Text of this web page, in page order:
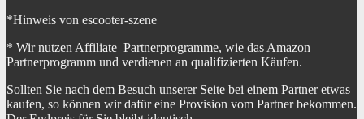
*Hinweis von escooter-szene
* Wir nutzen Affiliate Partnerprogramme, wie das Amazon
Partnerprogramm und verdienen an qualifizierten Käufen.
Sollten Sie nach dem Besuch unserer Seite bei einem Partner etwas
kaufen, so können wir dafür eine Provision vom Partner bekommen.